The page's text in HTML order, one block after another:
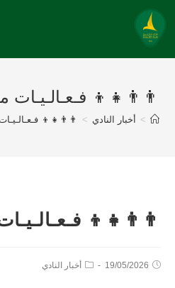
👨‍👨‍👧‍👦 فـعـالـيـات
> أخبار النادي >
👨‍👨‍👧‍👦
👨‍👨‍👧‍👦
19/05/2026 أخبار النادي